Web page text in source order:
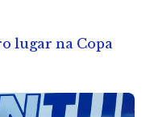
lugar na Copa